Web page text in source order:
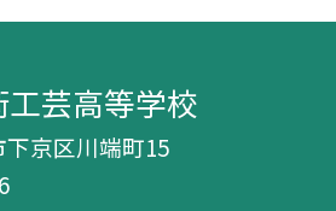
芸高等学校
下京区川端町15